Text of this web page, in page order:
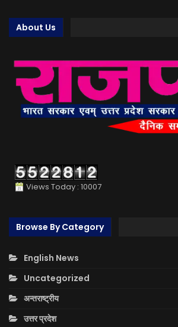
About Us
Views Today : 10007
Browse By Category
English News
Uncategorized
अन्तराष्ट्रीय
उत्तर प्रदेश